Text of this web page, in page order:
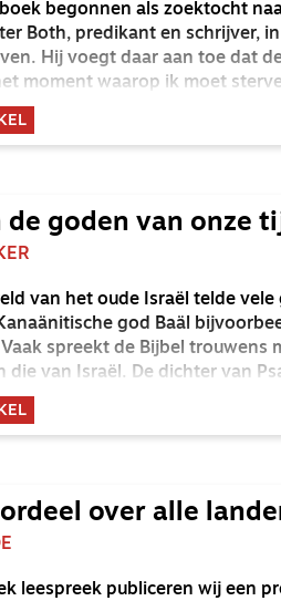
begonnen als zoektocht
Both, predikant en schrijver,
Hij voegt daar aan toe dat
moment waarop ik moet
mensen die ik liefheb. En ik
deze zoektocht is een
de goden van onze
van het oude Israël telde
god Baäl
spreekt de Bijbel trouwens
die van Israël. De dichter van
doorstaan de lakmoesproef
over alle
leespreek publiceren wij een